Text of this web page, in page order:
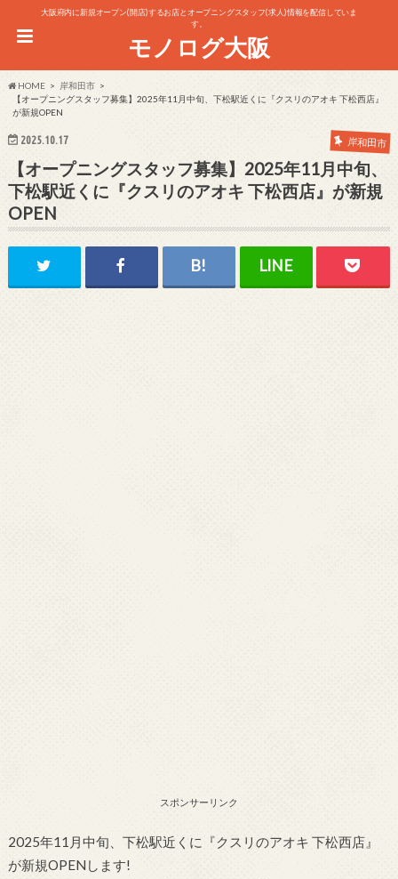
大阪府内に新規オープン(開店)するお店とオープニングスタッフ(求人)情報を配信していま
す。
モノログ大阪
HOME
岸和田市
【オープニングスタッフ募集】2025年11月中旬、下松駅近くに『クスリのアオキ 下松西店』
が新規OPEN
2025.10.17 岸和田市
【オープニングスタッフ募集】2025年11月中旬、
下松駅近くに『クスリのアオキ 下松西店』が新規
OPEN
スポンサーリンク
2025年11月中旬、下松駅近くに『クスリのアオキ 下松西店』
が新規OPENします!